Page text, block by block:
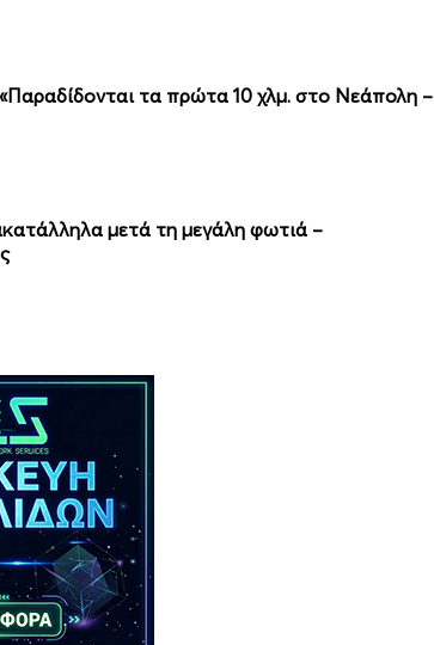
τα πρώτα 10 χλμ. στο Νεάπολη –
μετά τη μεγάλη φωτιά –